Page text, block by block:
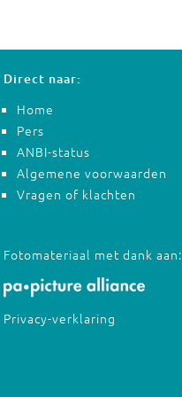
Direct naar:
Home
Pers
ANBI-status
Algemene voorwaarden
Vragen of klachten
Fotomateriaal met dank aan:
Privacy-verklaring